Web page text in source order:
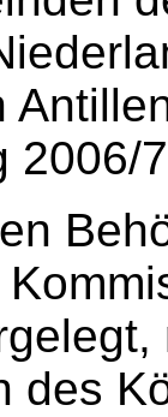
2006/
des